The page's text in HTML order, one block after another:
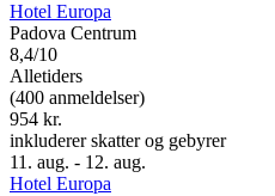
Hotel Europa
Padova Centrum
8,4/10
Alletiders
(400 anmeldelser)
954 kr.
inkluderer skatter og gebyrer
11. aug. - 12. aug.
Hotel Europa